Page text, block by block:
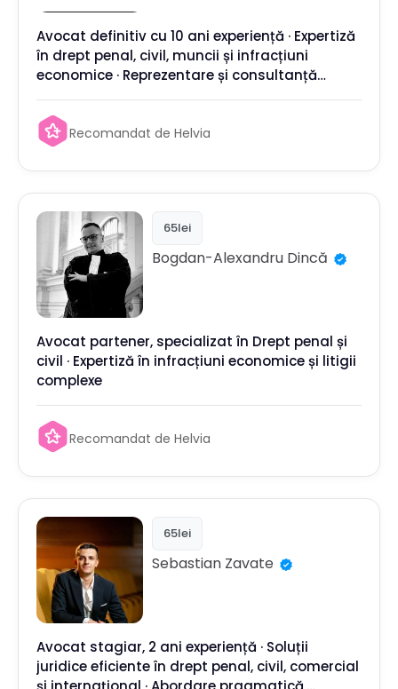
Avocat definitiv cu 10 ani experiență · Expertiză
în drept penal, civil, muncii și infracțiuni
economice · Reprezentare și consultanță
Recomandat de Helvia
65lei
Bogdan-Alexandru Dincă
Avocat partener, specializat în Drept penal și
civil · Expertiză în infracțiuni economice și litigii
complexe
Recomandat de Helvia
65lei
Sebastian Zavate
Avocat stagiar, 2 ani experiență · Soluții
juridice eficiente în drept penal, civil, comercial